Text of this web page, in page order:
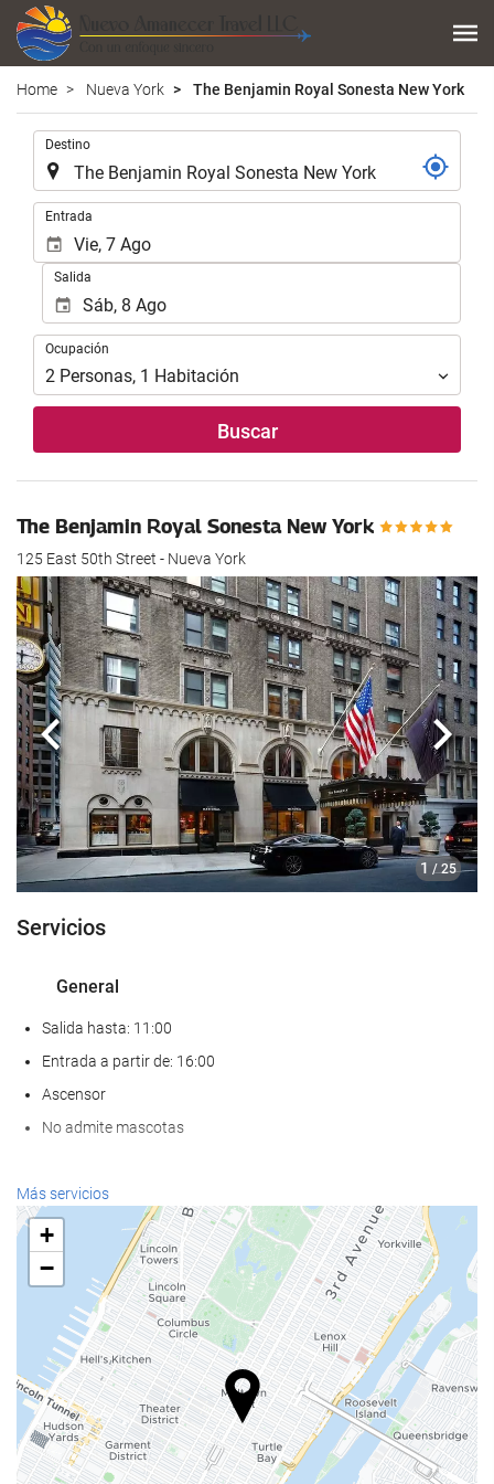
Home Nueva York The Benjamin Royal Sonesta New York
Destino
Entrada
Salida
Ocupación
Ocupación
2 Personas, 1 Habitación
Buscar
The Benjamin Royal Sonesta New York
125 East 50th Street - Nueva York
1 / 25
Anterior
Servicios
General
Salida hasta: 11:00
Entrada a partir de: 16:00
Ascensor
No admite mascotas
Servicios de recepción
Recepción 24 horas
Guardaequipaje
Servicio de limpieza
Servicio de lavandería
Bienestar
Gimnasio
Más servicios
+
−